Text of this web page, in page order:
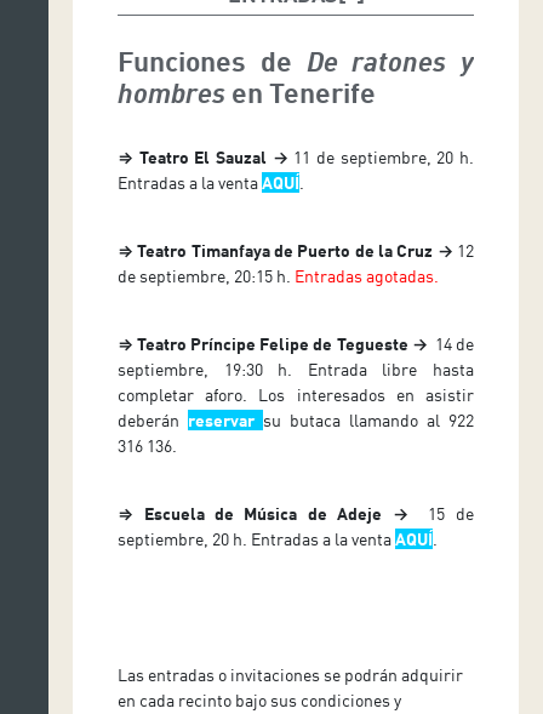
Funciones de De ratones y
hombres en Tenerife
⇒ Teatro El Sauzal → 11 de septiembre, 20 h.
Entradas a la ventaAQUÍ
⇒ Teatro Timanfaya de Puerto de la Cruz → 12
de septiembre, 20:15 h. Entradas agotadas.
⇒ Teatro Príncipe Felipe de Tegueste → 14 de
septiembre, 19:30 h. Entrada libre hasta
completar aforo. Los interesados en asistir
deberán reservarsu butaca llamando al 922
316 136.
⇒ Escuela de Música de Adeje → 15 de
septiembre, 20 h. Entradas a la ventaAQUÍ
Las entradas o invitaciones se podrán adquirir
en cada recinto bajo sus condiciones y